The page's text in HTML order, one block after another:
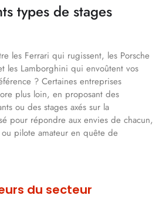
types de stages
les Ferrari qui rugissent, les Porsche
les Lamborghini qui envoûtent vos
? Certaines entreprises
plus loin, en proposant des
ou des stages axés sur la
pour répondre aux envies de chacun,
pilote amateur en quête de
du secteur